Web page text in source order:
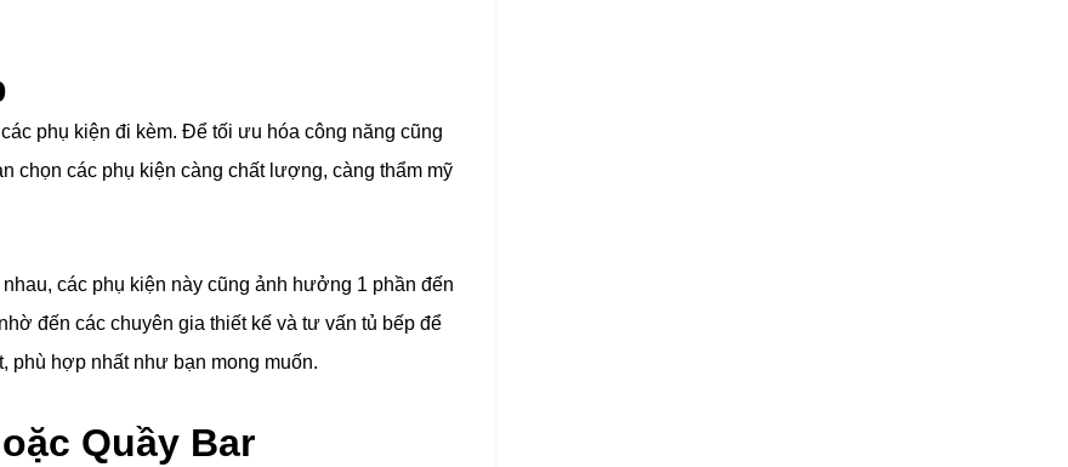
phụ kiện đi kèm. Để tối ưu hóa công năng cũng
chọn các phụ kiện càng chất lượng, càng thẩm mỹ
các phụ kiện này cũng ảnh hưởng 1 phần đến
đến các chuyên gia thiết kế và tư vấn tủ bếp để
phù hợp nhất như bạn mong muốn.
Quầy Bar